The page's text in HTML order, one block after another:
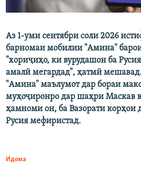
Аз 1-уми сентябри соли 2026
барномаи мобилии "Амина"
"хориҷиҳо, ки вурудашон ба
амалӣ мегардад", ҳатмӣ
"Амина" маълумот дар бораи
муҳоҷиронро дар шаҳри Маскав
ҳамноми он, ба Вазорати корҳои
Русия мефиристад.
Идома